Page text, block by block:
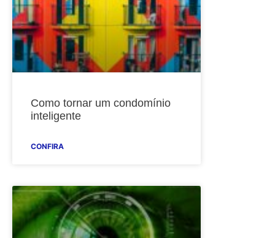
Como tornar um condomínio
inteligente
CONFIRA